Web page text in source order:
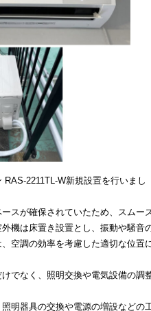
2211TL-W新規設置を行いまし
スが確保されていたため、スムー
機は床置き設置とし、振動や騒音
空調の効率を考慮した適切な位置
でなく、照明交換や電気設備の調
明器具の交換や電源の増設などの